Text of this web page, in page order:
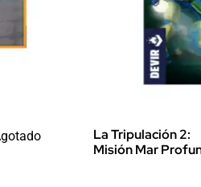
La Tripulación 2:
Misión Mar